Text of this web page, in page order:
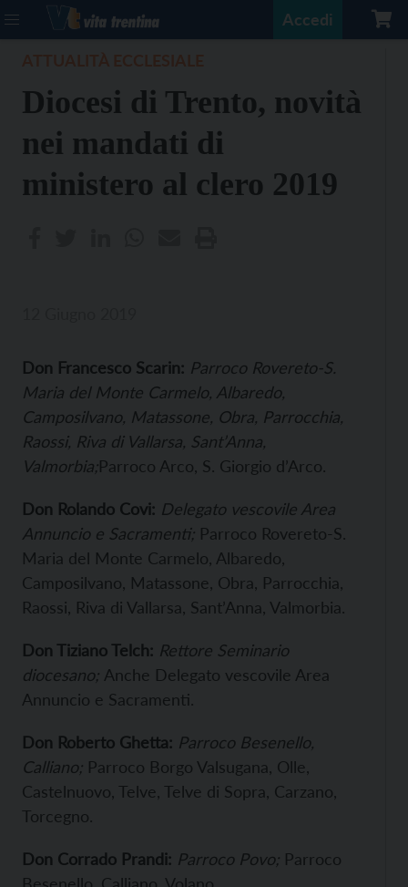
Accedi
Diocesi di Trento, novità
nei mandati di
ministero al clero 2019
Don Francesco Scarin: Parroco Rovereto-S.
Maria del Monte Carmelo, Albaredo,
Camposilvano, Matassone, Obra, Parrocchia,
Raossi, Riva di Vallarsa, Sant’Anna,
Valmorbia;Parroco Arco, S. Giorgio d’Arco.
Don Rolando Covi: Delegato vescovile Area
Annuncio e Sacramenti; Parroco Rovereto-S.
Maria del Monte Carmelo, Albaredo,
Camposilvano, Matassone, Obra, Parrocchia,
Raossi, Riva di Vallarsa, Sant’Anna, Valmorbia.
Don Tiziano Telch: Rettore Seminario
diocesano; Anche Delegato vescovile Area
Annuncio e Sacramenti.
Don Roberto Ghetta: Parroco Besenello,
Calliano; Parroco Borgo Valsugana, Olle,
Castelnuovo, Telve, Telve di Sopra, Carzano,
Torcegno.
Don Corrado Prandi: Parroco Povo; Parroco